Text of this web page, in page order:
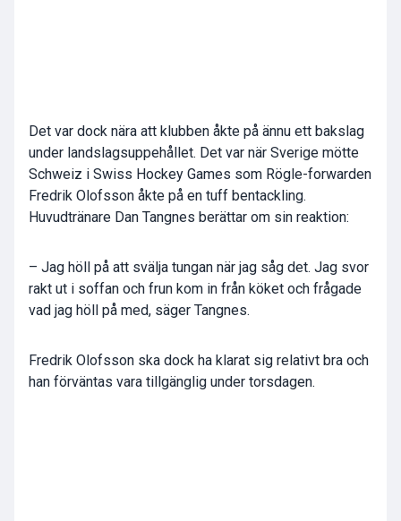
Det var dock nära att klubben åkte på ännu ett bakslag
under landslagsuppehållet. Det var när Sverige mötte
Schweiz i Swiss Hockey Games som Rögle-forwarden
Fredrik Olofsson åkte på en tuff bentackling.
Huvudtränare Dan Tangnes berättar om sin reaktion:
– Jag höll på att svälja tungan när jag såg det. Jag svor
rakt ut i soffan och frun kom in från köket och frågade
vad jag höll på med, säger Tangnes.
Fredrik Olofsson ska dock ha klarat sig relativt bra och
han förväntas vara tillgänglig under torsdagen.